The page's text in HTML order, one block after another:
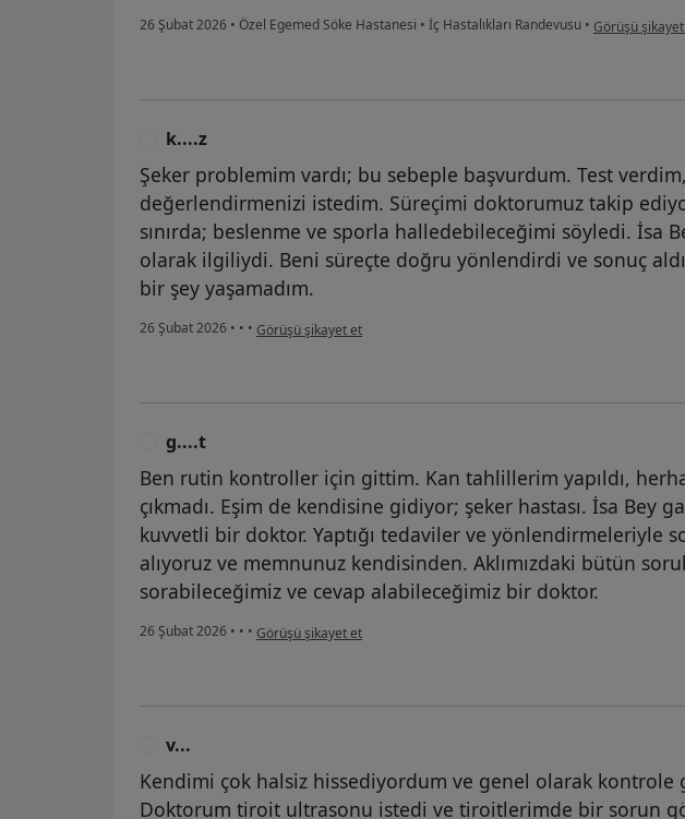
26 Şubat 2026 • Özel Egemed Söke Hastanesi • İç Hastalıkları Randevusu • kullanıcının
Görüşü
k....z
Şeker problemim vardı; bu sebeple başvurdum. Test verdim,
değerlendirmenizi istedim. Süreçimi doktorumuz takip
sınırda; beslenme ve sporla halledebileceğimi söyledi. İsa
olarak ilgiliydi. Beni süreçte doğru yönlendirdi ve sonuç
bir şey yaşamadım.
26 Şubat 2026 • • • kullanıcının görüşüne göre k....z
Görüşü şikayet et
g....t
Ben rutin kontroller için gittim. Kan tahlillerim yapıldı,
çıkmadı. Eşim de kendisine gidiyor; şeker hastası. İsa Bey
kuvvetli bir doktor. Yaptığı tedaviler ve yönlendirmeleriyle
alıyoruz ve memnunuz kendisinden. Aklımızdaki bütün
sorabileceğimiz ve cevap alabileceğimiz bir doktor.
26 Şubat 2026 • • • kullanıcının görüşüne göre g....t
Görüşü şikayet et
v...
Kendimi çok halsiz hissediyordum ve genel olarak kontrole
Doktorum tiroit ultrasonu istedi ve tiroitlerimde bir sorun